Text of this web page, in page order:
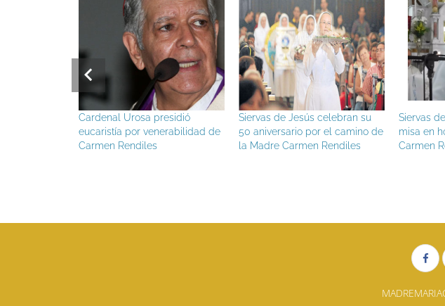
Urosa presidió
por venerabilidad de
Siervas de Jesús celebran su
50 aniversario por el camino de
la Madre Carmen Rendiles
Siervas de Jesús realizaron
misa en honor a la Madre
Carmen Rendiles